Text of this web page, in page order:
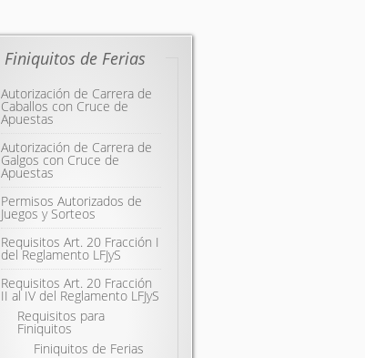
Finiquitos de Ferias
Autorización de Carrera de
Caballos con Cruce de
Apuestas
Autorización de Carrera de
Galgos con Cruce de
Apuestas
Permisos Autorizados de
Juegos y Sorteos
Requisitos Art. 20 Fracción I
del Reglamento LFJyS
Requisitos Art. 20 Fracción
II al IV del Reglamento LFJyS
Requisitos para
Finiquitos
Finiquitos de Ferias